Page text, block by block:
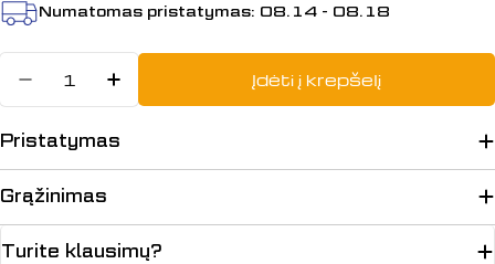
Numatomas pristatymas: 08.14 - 08.18
Sumažinti kiekį:
Padidinti CAP,SECONDARY
Įdėti į krepšelį
Pristatymas
Grąžinimas
Turite klausimų?